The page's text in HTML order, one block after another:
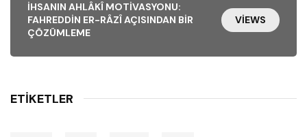
İHSANIN AHLÂKÎ MOTIVASYONU:
FAHREDDIN ER-RÂZÎ AÇISINDAN BIR
ÇÖZÜMLEME
VIEWS
ETIKETLER